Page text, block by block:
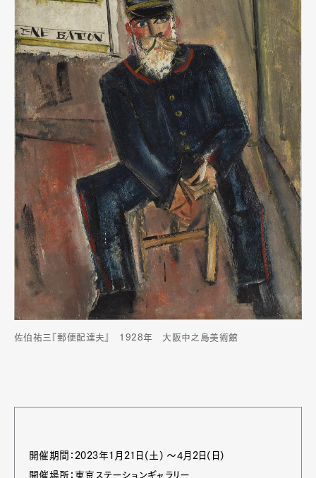
佐伯祐三『郵便配達夫』 1928年 大阪中之島美術館
開催期間：2023年1月21日(土) 〜4月2日(日)
開催場所：東京ステーションギャラリー